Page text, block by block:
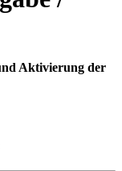
Aktivierung der